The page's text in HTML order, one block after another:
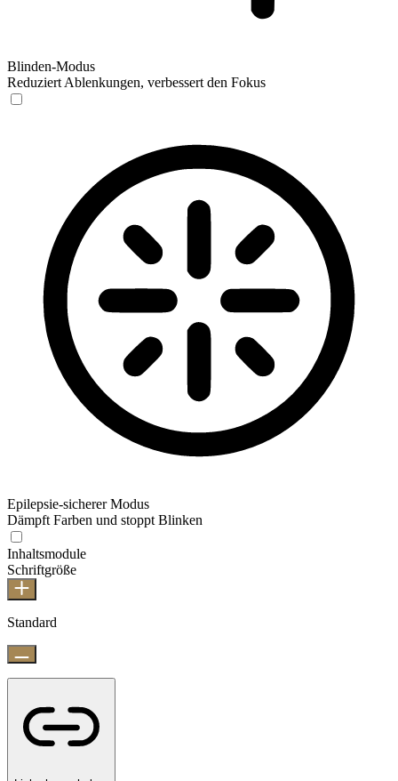
Blinden-Modus
Reduziert Ablenkungen, verbessert den Fokus
Epilepsie-sicherer Modus
Dämpft Farben und stoppt Blinken
Inhaltsmodule
Schriftgröße
Standard